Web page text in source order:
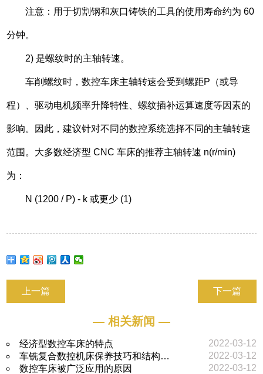
注意：用于切割钢和灰口铸铁的工具的使用寿命约为 60
分钟。
2) 是螺纹时的主轴转速。
车削螺纹时，数控车床主轴转速会受到螺距P（或导
程）、驱动电机频率升降特性、螺纹插补运算速度等因素的
影响。因此，建议针对不同的数控系统选择不同的主轴转速
范围。大多数经济型 CNC 车床的推荐主轴转速 n(r/min)
为：
N (1200 / P) - k 或更少 (1)
上一篇 下一篇
— 相关新闻 —
经济型数控车床的特点
2022-03-12
车铣复合数控机床保养技巧和结构…
2022-03-12
数控车床被广泛应用的原因
2022-03-12